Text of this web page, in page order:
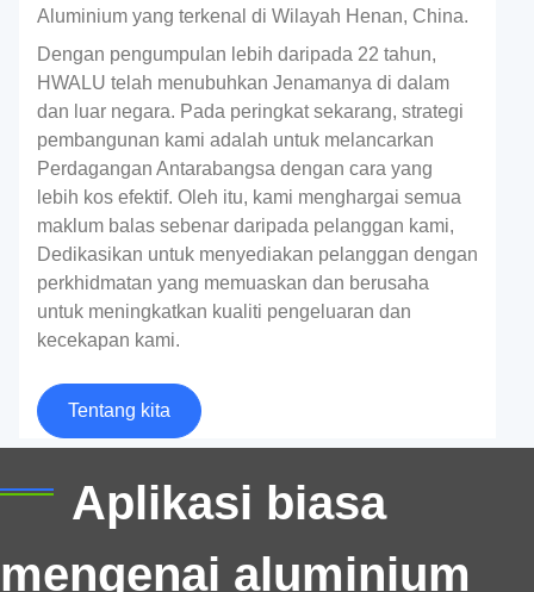
Aluminium yang terkenal di Wilayah Henan, China.
Dengan pengumpulan lebih daripada 22 tahun,
HWALU telah menubuhkan Jenamanya di dalam
dan luar negara. Pada peringkat sekarang, strategi
pembangunan kami adalah untuk melancarkan
Perdagangan Antarabangsa dengan cara yang
lebih kos efektif. Oleh itu, kami menghargai semua
maklum balas sebenar daripada pelanggan kami,
Dedikasikan untuk menyediakan pelanggan dengan
perkhidmatan yang memuaskan dan berusaha
untuk meningkatkan kualiti pengeluaran dan
kecekapan kami.
Tentang kita
Aplikasi biasa
mengenai aluminium
Aluminium Gred Pesawat
Aluminium gred pesawat adalah aloi aluminium ubah
bentuk kekuatan super tinggi, yang digunakan secara